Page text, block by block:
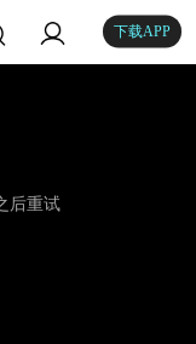
下载APP
后重试